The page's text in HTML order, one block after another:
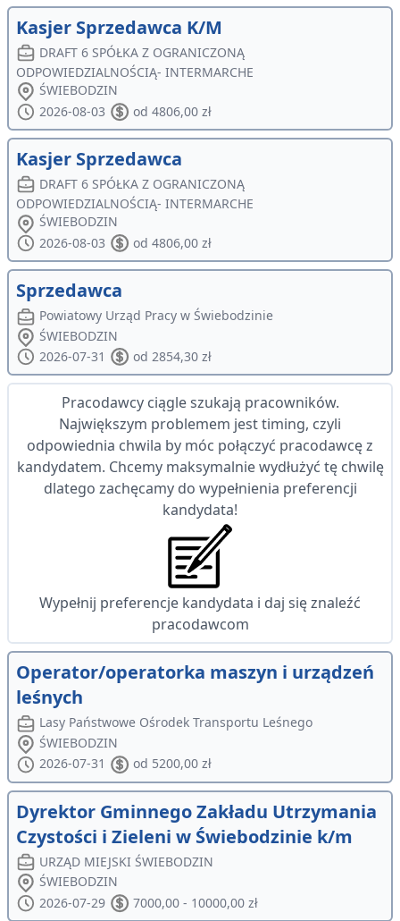
Kasjer Sprzedawca K/M
DRAFT 6 SPÓŁKA Z OGRANICZONĄ
ODPOWIEDZIALNOŚCIĄ- INTERMARCHE
ŚWIEBODZIN
2026-08-03
od 4806,00 zł
Kasjer Sprzedawca
DRAFT 6 SPÓŁKA Z OGRANICZONĄ
ODPOWIEDZIALNOŚCIĄ- INTERMARCHE
ŚWIEBODZIN
2026-08-03
od 4806,00 zł
Sprzedawca
Powiatowy Urząd Pracy w Świebodzinie
ŚWIEBODZIN
2026-07-31
od 2854,30 zł
Pracodawcy ciągle szukają pracowników.
Największym problemem jest timing, czyli
odpowiednia chwila by móc połączyć pracodawcę z
kandydatem. Chcemy maksymalnie wydłużyć tę chwilę
dlatego zachęcamy do wypełnienia preferencji
kandydata!
Wypełnij preferencje kandydata i daj się znaleźć
pracodawcom
Operator/operatorka maszyn i urządzeń
leśnych
Lasy Państwowe Ośrodek Transportu Leśnego
ŚWIEBODZIN
2026-07-31
od 5200,00 zł
Dyrektor Gminnego Zakładu Utrzymania
Czystości i Zieleni w Świebodzinie k/m
URZĄD MIEJSKI ŚWIEBODZIN
ŚWIEBODZIN
2026-07-29
7000,00 - 10000,00 zł